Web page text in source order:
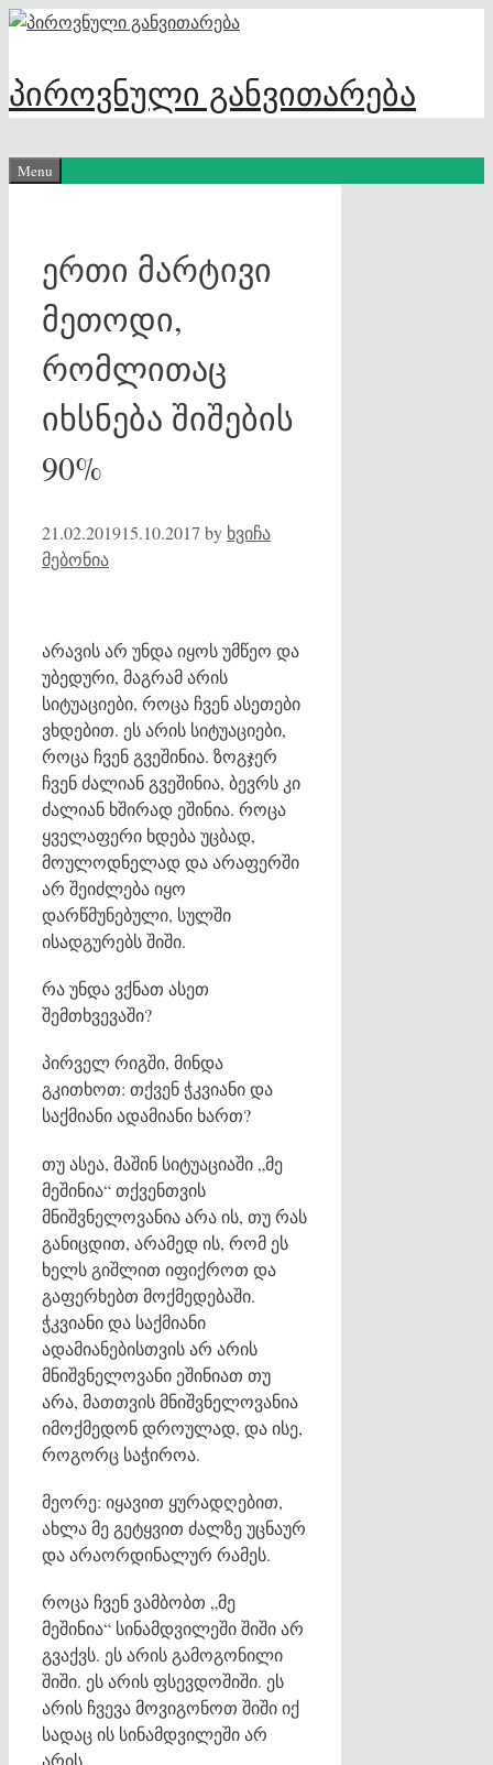
Skip
content
პიროვნული განვითარება
Menu
ერთი მარტივი
მეთოდი,
რომლითაც
იხსნება შიშების
90%
21.02.201915.10.2017 by ხვიჩა
მებონია
არავის არ უნდა იყოს უმწეო და
უბედური, მაგრამ არის
სიტუაციები, როცა ჩვენ ასეთები
ვხდებით. ეს არის სიტუაციები,
როცა ჩვენ გვეშინია. ზოგჯერ
ჩვენ ძალიან გვეშინია, ბევრს კი
ძალიან ხშირად ეშინია. როცა
ყველაფერი ხდება უცბად,
მოულოდნელად და არაფერში
არ შეიძლება იყო
დარწმუნებული, სულში
ისადგურებს შიში.
რა უნდა ვქნათ ასეთ
შემთხვევაში?
პირველ რიგში, მინდა
გკითხოთ: თქვენ ჭკვიანი და
საქმიანი ადამიანი ხართ?
თუ ასეა, მაშინ სიტუაციაში „მე
მეშინია“ თქვენთვის
მნიშვნელოვანია არა ის, თუ რას
განიცდით, არამედ ის, რომ ეს
ხელს გიშლით იფიქროთ და
გაფერხებთ მოქმედებაში.
ჭკვიანი და საქმიანი
ადამიანებისთვის არ არის
მნიშვნელოვანი ეშინიათ თუ
არა, მათთვის მნიშვნელოვანია
იმოქმედონ დროულად, და ისე,
როგორც საჭიროა.
მეორე: იყავით ყურადღებით,
ახლა მე გეტყვით ძალზე უცნაურ
და არაორდინალურ რამეს.
როცა ჩვენ ვამბობთ „მე
მეშინია“ სინამდვილეში შიში არ
გვაქვს. ეს არის გამოგონილი
შიში. ეს არის ფსევდოშიში. ეს
არის ჩვევა მოვიგონოთ შიში იქ
სადაც ის სინამდვილეში არ
არის.